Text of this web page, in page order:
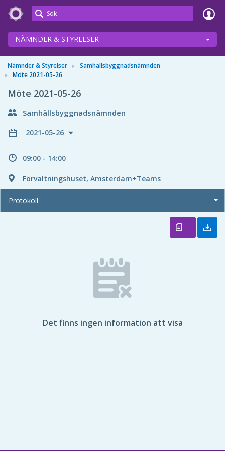
Meetings+
NÄMNDER & STYRELSER
Nämnder & Styrelser
Samhällsbyggnadsnämnden
Möte 2021-05-26
Möte 2021-05-26
Samhällsbyggnadsnämnden
2021-05-26
09:00 - 14:00
Förvaltningshuset, Amsterdam+Teams
Protokoll
Det finns ingen information att visa